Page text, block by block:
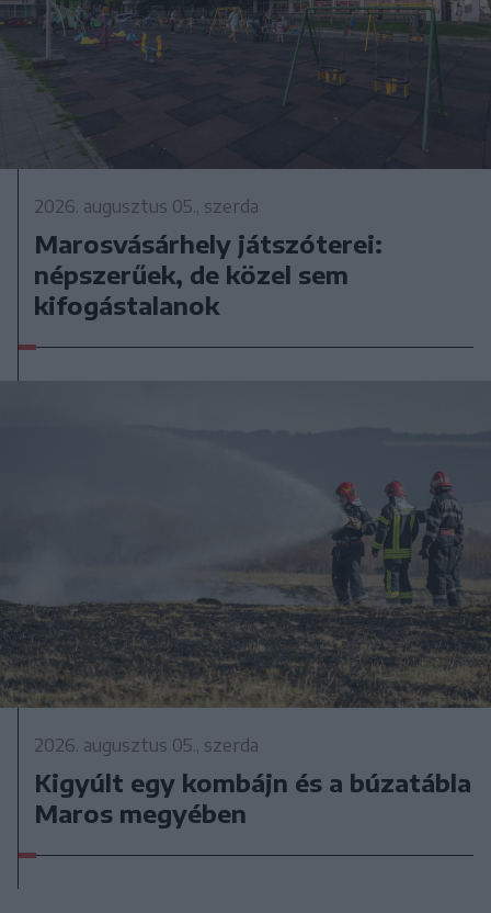
2026. augusztus 05., szerda
Marosvásárhely játszóterei:
népszerűek, de közel sem
kifogástalanok
2026. augusztus 05., szerda
Kigyúlt egy kombájn és a búzatábla
Maros megyében